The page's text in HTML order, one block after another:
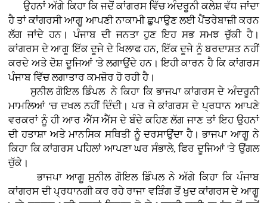
ਉਹਨਾਂ ਅੱਗੇ ਕਿਹਾ ਕਿ ਜਦੋਂ ਕਾਂਗਰਸ ਵਿੱਚ ਅੰਦਰੂਨੀ ਕਲੇਸ਼ ਵੱਧ ਜਾਂਦਾ
ਹੈ ਤਾਂ ਕਾਂਗਰਸੀ ਆਗੂ ਆਪਣੀ ਨਾਕਾਮੀ ਛੁਪਾਉਣ ਲਈ ਪੈਂਤਰੇਬਾਜ਼ੀ ਕਰਨ
ਲੱਗ ਜਾਂਦੇ ਹਨ। ਪੰਜਾਬ ਦੀ ਜਨਤਾ ਹੁਣ ਇਹ ਸਭ ਸਮਝ ਚੁੱਕੀ ਹੈ।
ਕਾਂਗਰਸ ਦੇ ਆਗੂ ਇੱਕ ਦੂਜੇ ਦੇ ਖਿਲਾਫ ਹਨ, ਇੱਕ ਦੂਜੇ ਨੂੰ ਬਰਦਾਸ਼ਤ ਨਹੀਂ
ਕਰਦੇ ਅਤੇ ਦੋਸ਼ ਦੂਜਿਆਂ 'ਤੇ ਲਗਾਉਂਦੇ ਹਨ। ਇਹੀ ਕਾਰਨ ਹੈ ਕਿ ਕਾਂਗਰਸ
ਪੰਜਾਬ ਵਿੱਚ ਲਗਾਤਾਰ ਕਮਜ਼ੋਰ ਹੋ ਰਹੀ ਹੈ।
ਸੁਨੀਲ ਗੋਇਲ ਡਿੰਪਲ ਨੇ ਕਿਹਾ ਕਿ ਭਾਜਪਾ ਕਾਂਗਰਸ ਦੇ ਅੰਦਰੂਨੀ
ਮਾਮਲਿਆਂ 'ਚ ਦਖਲ ਨਹੀਂ ਦਿੰਦੀ। ਪਰ ਜੇ ਕਾਂਗਰਸ ਦੇ ਪ੍ਰਧਾਨ ਆਪਣੇ
ਵਰਕਰਾਂ ਨੂੰ ਹੀ ਆਰ ਐੱਸ ਐੱਸ ਦੇ ਬੰਦੇ ਕਹਿਣ ਲੱਗ ਜਾਣ ਤਾਂ ਇਹ ਉਹਨਾਂ
ਦੀ ਹਤਾਸ਼ਾ ਅਤੇ ਮਾਨਸਿਕ ਸਥਿਤੀ ਨੂੰ ਦਰਸਾਉਂਦਾ ਹੈ। ਭਾਜਪਾ ਆਗੂ ਨੇ
ਕਿਹਾ ਕਿ ਕਾਂਗਰਸ ਪਹਿਲਾਂ ਆਪਣਾ ਘਰ ਸੰਭਾਲੇ, ਫਿਰ ਦੂਜਿਆਂ 'ਤੇ ਉਂਗਲ
ਚੁੱਕੇ।
ਭਾਜਪਾ ਆਗੂ ਸੁਨੀਲ ਗੋਇਲ ਡਿੰਪਲ ਨੇ ਅੱਗੇ ਕਿਹਾ ਕਿ ਪੰਜਾਬ
ਕਾਂਗਰਸ ਦੀ ਪ੍ਰਧਾਨਗੀ ਕਰ ਰਹੇ ਰਾਜਾ ਵੜਿੰਗ ਤੋਂ ਖੁਦ ਕਾਂਗਰਸ ਦੇ ਆਗੂ